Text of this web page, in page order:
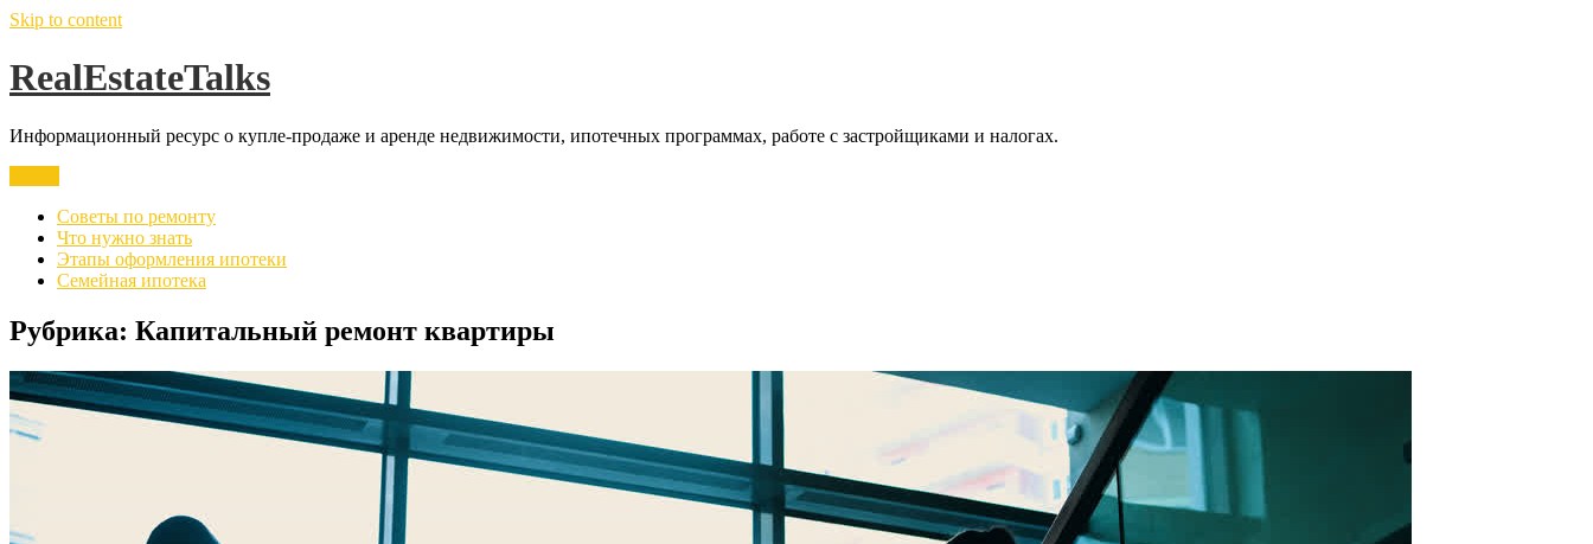
Skip to content
RealEstateTalks
Информационный ресурс о купле-продаже и аренде недвижимости, ипотечных программах, работе с застройщиками и налогах.
Советы по ремонту
Что нужно знать
Этапы оформления ипотеки
Семейная ипотека
Рубрика: Капитальный ремонт квартиры